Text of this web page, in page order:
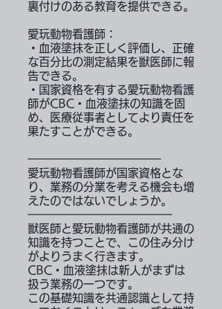
裏付けのある教育を提供できる。
愛玩動物看護師：
・血液塗抹を正しく評価し、正確
な百分比の測定結果を獣医師に報
告できる。
・国家資格を有する愛玩動物看護
師がCBC・血液塗抹の知識を固
め、医療従事者としてより責任を
果たすことができる。
━━━━━━━━━━━━
愛玩動物看護師が国家資格とな
り、業務の分業を考える機会も増
えたのではないでしょうか。
━━━━━━━━━━━━━
獣医師と愛玩動物看護師が共通の
知識を持つことで、この住み分け
がよりうまく行きます。
CBC・血液塗抹は新人がまずは
扱う業務の一つです。
この基礎知識を共通認識として持